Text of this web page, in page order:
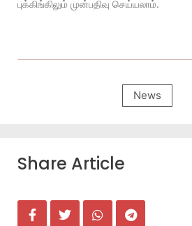
புக்கிங்கிலும் முன்பதிவு செய்யலாம்.
News
Share Article